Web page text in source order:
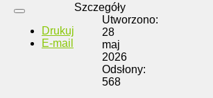
Drukuj
E-mail
Szczegóły
Utworzono:
28
maj
2026
Odsłony:
568